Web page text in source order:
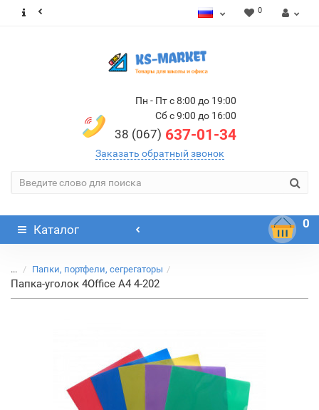
0
Пн - Пт с 8:00 до 19:00
Сб с 9:00 до 16:00
38 (067) 637-01-34
Заказать обратный звонок
Каталог 0
... Папки, портфели, сегрегаторы
Папка-уголок 4Office А4 4-202